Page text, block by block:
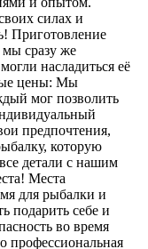
силах и
Приготовление
сразу же
насладиться её
цены: Мы
мог позволить
предпочтения,
которую
детали с нашим
Места
для рыбалки и
подарить себе и
во время
профессиональная